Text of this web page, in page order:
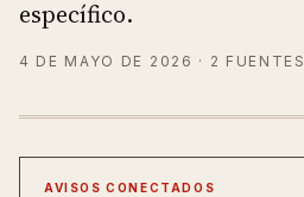
específico.
4 DE MAYO DE 2026 · 2 FUENTES
AVISOS CONECTADOS